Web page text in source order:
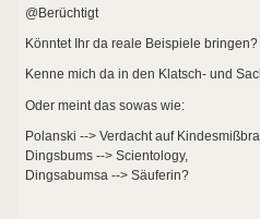
@Berüchtigt
Könntet Ihr da reale Beispiele bringen?
Kenne mich da in den Klatsch- und
Oder meint das sowas wie:
Polanski --> Verdacht auf
Dingsbums --> Scientology,
Dingsabumsa --> Säuferin?